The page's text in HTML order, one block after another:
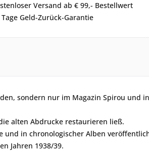
Versand ab € 99,- Bestellwert
Tage Geld-Zurück-Garantie
sondern nur im Magazin Spirou und
alten Abdrucke restaurieren ließ.
und in chronologischer Alben
Jahren 1938/39.